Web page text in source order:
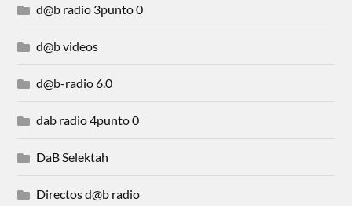
d@b radio 3punto 0
d@b videos
d@b-radio 6.0
dab radio 4punto 0
DaB Selektah
Directos d@b radio